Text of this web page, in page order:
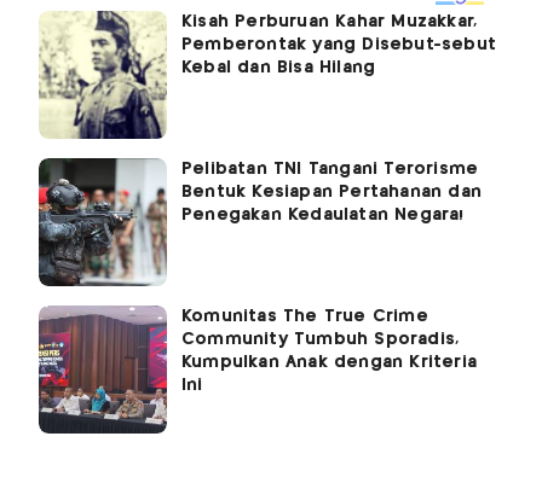
Kisah Perburuan Kahar Muzakkar,
Pemberontak yang Disebut-sebut
Kebal dan Bisa Hilang
Pelibatan TNI Tangani Terorisme
Bentuk Kesiapan Pertahanan dan
Penegakan Kedaulatan Negara!
Komunitas The True Crime
Community Tumbuh Sporadis,
Kumpulkan Anak dengan Kriteria
Ini